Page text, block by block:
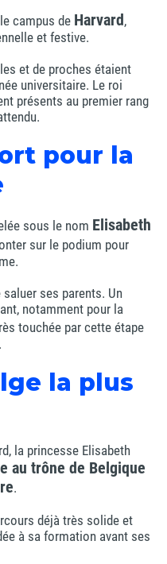
campus de Harvard,
et festive.
et de proches étaient
universitaire. Le roi
présents au premier rang
pour la
sous le nom Elisabeth
sur le podium pour
ses parents. Un
notamment pour la
touchée par cette étape
la plus
la princesse Elisabeth
au trône de Belgique
.
déjà très solide et
à sa formation avant ses